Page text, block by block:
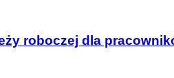
roboczej dla